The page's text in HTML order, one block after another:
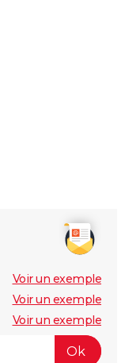
Voir un exemple
Voir un exemple
Voir un exemple